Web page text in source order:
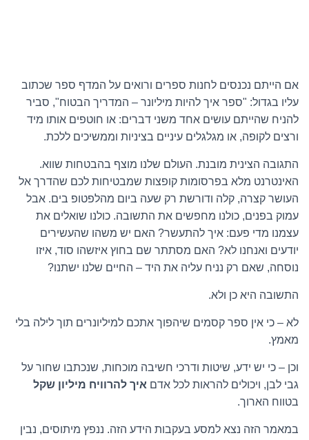
אם הייתם נכנסים לחנות ספרים ורואים על המדף ספר שכתוב
עליו בגדול: "ספר איך להיות מיליונר – המדריך הבטוח", סביר
להניח שהייתם עושים אחד משני דברים: או חוטפים אותו מיד
ורצים לקופה, או מגלגלים עיניים בציניות וממשיכים ללכת.
התגובה הצינית מובנת. העולם שלנו מוצף בהבטחות שווא.
האינטרנט מלא בפרסומות קופצות שמבטיחות לכם שהדרך אל
העושר קצרה, קלה ודורשת רק שעה ביום מהלפטופ בים. אבל
עמוק בפנים, כולנו מחפשים את התשובה. כולנו שואלים את
עצמנו מדי פעם: איך להתעשר? האם יש משהו שהעשירים
יודעים ואנחנו לא? האם מסתתר שם בחוץ איזשהו סוד, איזו
נוסחה, שאם רק נניח עליה את היד – החיים שלנו ישתנו?
התשובה היא כן ולא.
לא – כי אין ספר קסמים שיהפוך אתכם למיליונרים תוך לילה בלי
מאמץ.
וכן – כי יש ידע, שיטות ודרכי חשיבה מוכחות, שנכתבו שחור על
גבי לבן, ויכולים להראות לכל אדם איך להרוויח מיליון שקל
בטווח הארוך.
במאמר הזה נצא למסע בעקבות הידע הזה. ננפץ מיתוסים, נבין